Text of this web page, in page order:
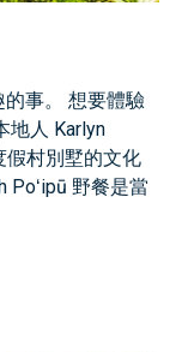
事。 想要體驗
地人 Karlyn
假村別墅的文化
Poʻipū 野餐是當